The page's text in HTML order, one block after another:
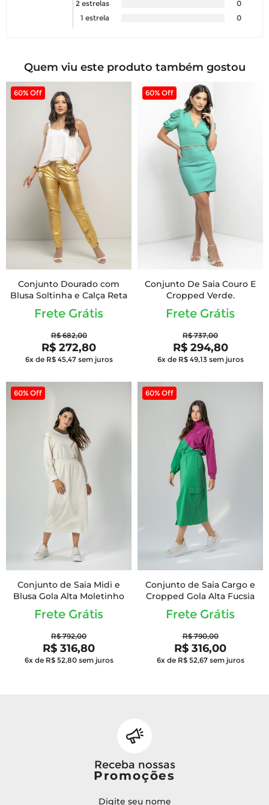
2 estrelas
0
1 estrela
0
Quem viu este produto também gostou
60% Off
Conjunto Dourado com
Blusa Soltinha e Calça Reta
Frete Grátis
R$ 682,00
R$ 272,80
6x de R$ 45,47 sem juros
60% Off
Conjunto De Saia Couro E
Cropped Verde.
Frete Grátis
R$ 737,00
R$ 294,80
6x de R$ 49,13 sem juros
60% Off
Conjunto de Saia Midi e
Blusa Gola Alta Moletinho
Frete Grátis
R$ 792,00
R$ 316,80
6x de R$ 52,80 sem juros
60% Off
Conjunto de Saia Cargo e
Cropped Gola Alta Fucsia
Frete Grátis
R$ 790,00
R$ 316,00
6x de R$ 52,67 sem juros
Receba nossas
Promoções